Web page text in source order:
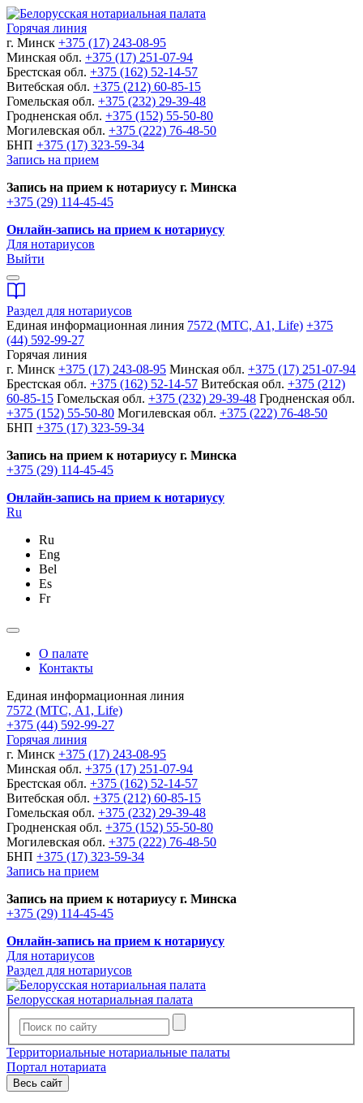
Горячая линия
г. Минск +375 (17) 243-08-95
Минская обл. +375 (17) 251-07-94
Брестская обл. +375 (162) 52-14-57
Витебская обл. +375 (212) 60-85-15
Гомельская обл. +375 (232) 29-39-48
Гродненская обл. +375 (152) 55-50-80
Могилевская обл. +375 (222) 76-48-50
БНП +375 (17) 323-59-34
Запись на прием
Запись на прием к нотариусу г. Минска
+375 (29) 114-45-45
Онлайн-запись на прием к нотариусу
Для нотариусов
Выйти
Раздел для нотариусов
Единая информационная линия 7572 (МТС, A1, Life) +375
(44) 592-99-27
Горячая линия
г. Минск +375 (17) 243-08-95 Минская обл. +375 (17) 251-07-94
Брестская обл. +375 (162) 52-14-57 Витебская обл. +375 (212)
60-85-15 Гомельская обл. +375 (232) 29-39-48 Гродненская обл.
+375 (152) 55-50-80 Могилевская обл. +375 (222) 76-48-50
БНП +375 (17) 323-59-34
Запись на прием к нотариусу г. Минска
+375 (29) 114-45-45
Онлайн-запись на прием к нотариусу
Ru
Ru
Eng
Bel
Es
Fr
О палате
Контакты
Единая информационная линия
7572 (МТС, A1, Life)
+375 (44) 592-99-27
Горячая линия
г. Минск +375 (17) 243-08-95
Минская обл. +375 (17) 251-07-94
Брестская обл. +375 (162) 52-14-57
Витебская обл. +375 (212) 60-85-15
Гомельская обл. +375 (232) 29-39-48
Гродненская обл. +375 (152) 55-50-80
Могилевская обл. +375 (222) 76-48-50
БНП +375 (17) 323-59-34
Запись на прием
Запись на прием к нотариусу г. Минска
+375 (29) 114-45-45
Онлайн-запись на прием к нотариусу
Для нотариусов
Раздел для нотариусов
Белорусская нотариальная палата
Территориальные нотариальные палаты
Портал нотариата
Весь сайт